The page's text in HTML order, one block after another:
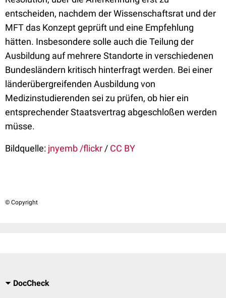
entscheiden, nachdem der Wissenschaftsrat und der
MFT das Konzept geprüft und eine Empfehlung
hätten. Insbesondere solle auch die Teilung der
Ausbildung auf mehrere Standorte in verschiedenen
Bundesländern kritisch hinterfragt werden. Bei einer
länderübergreifenden Ausbildung von
Medizinstudierenden sei zu prüfen, ob hier ein
entsprechender Staatsvertrag abgeschloßen werden
müsse.
Bildquelle: jnyemb /flickr / CC BY
© Copyright
DocCheck